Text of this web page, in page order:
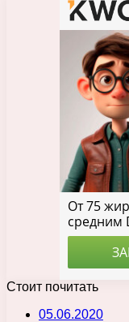
Стоит почитать
05.06.2020